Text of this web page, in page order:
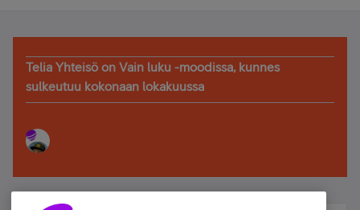
Telia Yhteisö on Vain luku -moodissa, kunnes
sulkeutuu kokonaan lokakuussa